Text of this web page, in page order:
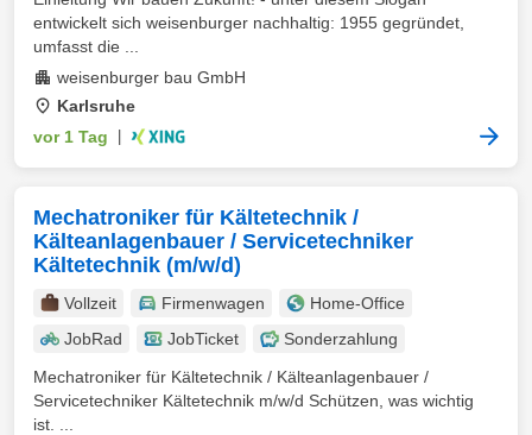
entwickelt sich weisenburger nachhaltig: 1955 gegründet,
umfasst die ...
weisenburger bau GmbH
Karlsruhe
vor 1 Tag
Mechatroniker für Kältetechnik /
Kälteanlagenbauer / Servicetechniker
Kältetechnik (m/w/d)
Vollzeit Firmenwagen
Home-Office
JobRad
JobTicket
Sonderzahlung
Mechatroniker für Kältetechnik / Kälteanlagenbauer /
Servicetechniker Kältetechnik m/w/d Schützen, was wichtig
ist. ...